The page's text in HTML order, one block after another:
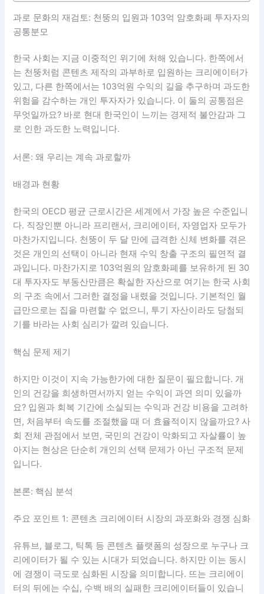
과로 문화의 재검토: 천뚱의 입원과 103억 암호화폐 투자자의
공통분모
한국 사회는 지금 이중적인 위기에 처해 있습니다. 한쪽에서
는 천뚱처럼 콘텐츠 제작의 과부하로 입원하는 크리에이터가
있고, 다른 한쪽에서는 103억원 수익의 길을 추구하며 과도한
위험을 감수하는 개인 투자자가 있습니다. 이 둘의 공통점은
무엇일까요? 바로 현대 한국인이 느끼는 경제적 불안감과 그
로 인한 과도한 노력입니다.
서론: 왜 우리는 계속 과로할까
배경과 현황
한국의 OECD 평균 근로시간은 세계에서 가장 높은 수준입니
다. 직장인뿐 아니라 프리랜서, 크리에이터, 자영업자 모두가
마찬가지입니다. 천뚱이 두 달 만에 급격한 신체 변화를 겪은
것은 개인의 선택이 아니라 현재 수익 창출 구조의 필연적 결
과입니다. 마찬가지로 103억원의 암호화폐를 보유하게 된 30
대 투자자도 부동산만큼은 확실한 자산으로 여기는 한국 사회
의 구조 속에서 그러한 결정을 내렸을 것입니다. 기본적인 월
급만으로는 집을 마련할 수 없으니, 투기 자산이라도 당첨되
기를 바라는 사회 심리가 깔려 있습니다.
핵심 문제 제기
하지만 이것이 지속 가능한가에 대한 질문이 필요합니다. 개
인의 건강을 희생하면서까지 얻는 수익이 과연 의미 있을까
요? 입원과 회복 기간에 소실되는 수익과 건강 비용을 고려하
면, 처음부터 속도를 조절했을 때 더 효율적이지 않을까요? 사
회 전체 관점에서 보면, 국민의 건강이 악화되고 자살률이 높
아지는 현상은 단순히 개인의 선택 문제가 아닌 구조적 문제
입니다.
본론: 핵심 분석
주요 포인트 1: 콘텐츠 크리에이터 시장의 과포화와 경쟁 심화
유튜브, 블로그, 틱톡 등 콘텐츠 플랫폼의 성장으로 누구나 크
리에이터가 될 수 있는 시대가 되었습니다. 하지만 이는 동시
에 경쟁이 극도로 심화된 시장을 의미합니다. 뜨는 크리에이
터의 뒤에는 수십, 수백 배의 실패한 크리에이터들이 있습니